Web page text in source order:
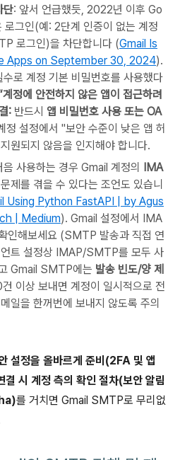
단: 앞서 언급했듯, 2022년 이후 Go
그인(예: 2단계 인증이 없는 계정
로그인)을 차단합니다 (Gmail Is
Apps on September 30, 2024).
로 계정 기본 비밀번호를 사용했다
계정에 안전하지 않은 앱이 접근하려
: 반드시 앱 비밀번호 사용 또는 OA
정 설정에서 "보안 수준이 낮은 앱 허
원되지 않음을 인지해야 합니다.
사용하는 경우 Gmail 계정의
IMA
제를 겪을 수 있다는 조언도 있습니
Using Python FastAPI | by Agus
| Medium). Gmail 설정에서 IMA
인해보세요 (SMTP 발송과 직접 연
트 설정상 IMAP/SMTP를 모두 사
Gmail SMTP에는 발송 빈도/양 제
이상 보내면 계정이 일시적으로 전
일을 한꺼번에 보내지 않도록 주의
설정을 올바르게 준비(2FA 및 앱
결 시 계정 측의 확인 절차(보안 알림
를 거치면 Gmail SMTP로 무리없